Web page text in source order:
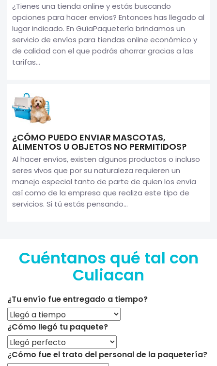
¿Tienes una tienda online y estás buscando
opciones para hacer envíos? Entonces has llegado al
lugar indicado. En GuíaPaquetería brindamos un
servicio de envíos para tiendas online económico y
de calidad con el que podrás ahorrar gracias a las
tarifas...
¿CÓMO PUEDO ENVIAR MASCOTAS,
ALIMENTOS U OBJETOS NO PERMITIDOS?
Al hacer envíos, existen algunos productos o incluso
seres vivos que por su naturaleza requieren un
manejo especial tanto de parte de quien los envía
así como de la empresa que realiza este tipo de
servicios. Si tú estás pensando...
Cuéntanos qué tal con
Culiacan
¿Tu envío fue entregado a tiempo?
¿Cómo llegó tu paquete?
¿Cómo fue el trato del personal de la paquetería?